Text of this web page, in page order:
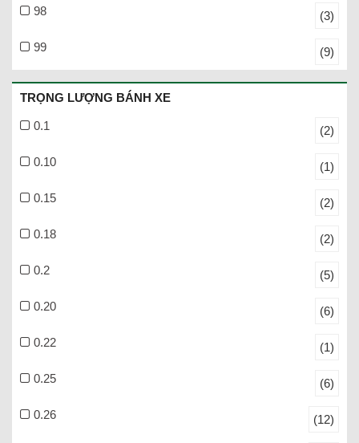
98 (3)
99 (9)
TRỌNG LƯỢNG BÁNH XE
0.1 (2)
0.10 (1)
0.15 (2)
0.18 (2)
0.2 (5)
0.20 (6)
0.22 (1)
0.25 (6)
0.26 (12)